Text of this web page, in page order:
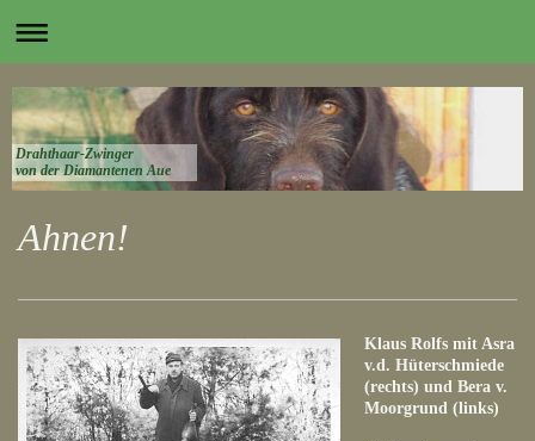
Drahthaar-Zwinger
von der Diamantenen Aue
Ahnen!
Klaus Rolfs mit Asra
v.d. Hüterschmiede
(rechts) und Bera v.
Moorgrund (links)